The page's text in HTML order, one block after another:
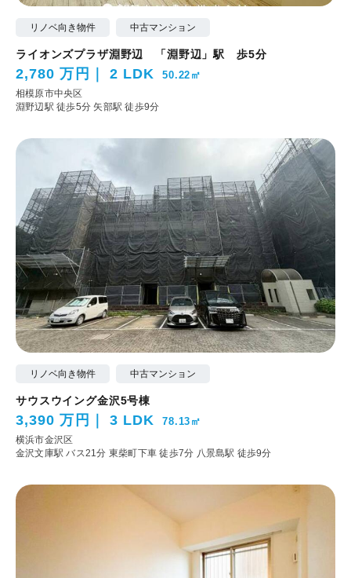
リノベ向き物件 中古マンション
ライオンズプラザ淵野辺 「淵野辺」駅 歩5分
2,780 万円 2 LDK 50.22㎡
相模原市中央区
淵野辺駅 徒歩5分 矢部駅 徒歩9分
リノベ向き物件 中古マンション
サウスウイング金沢5号棟
3,390 万円 3 LDK 78.13㎡
横浜市金沢区
金沢文庫駅 バス21分 東柴町下車 徒歩7分 八景島駅 徒歩9分